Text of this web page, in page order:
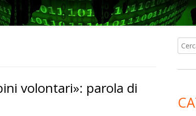
volontari»: parola di
per: